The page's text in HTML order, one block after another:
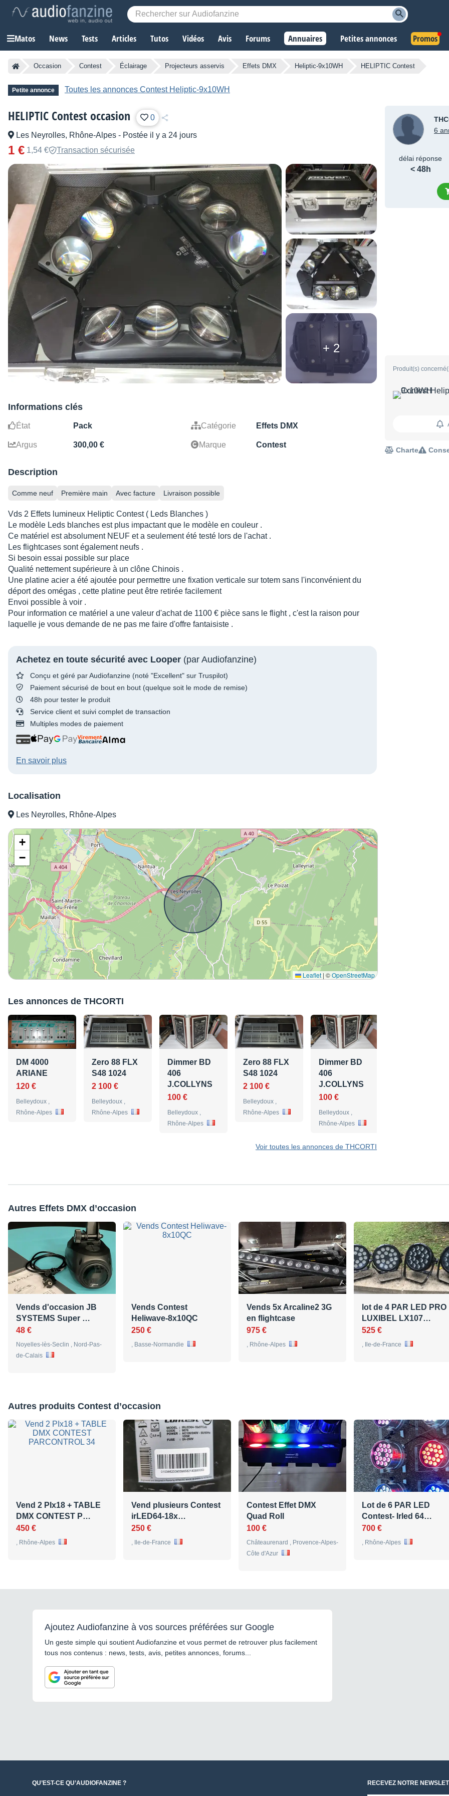
Matos News Tests Articles Tutos Vidéos Avis Forums Annuaires Petites annonces Promos
Occasion Contest Éclairage Projecteurs asservis Effets DMX Heliptic-9x10WH HELIPTIC Contest
Petite annonce Toutes les annonces Contest Heliptic-9x10WH
HELIPTIC Contest occasion 0
Les Neyrolles, Rhône-Alpes - Postée il y a 24 jours
1 € 1,54 € Transaction sécurisée
+ 2
Informations clés
État Pack Catégorie Effets DMX
Argus 300,00 € Marque Contest
Description
Comme neuf Première main Avec facture Livraison possible
Vds 2 Effets lumineux Heliptic Contest ( Leds Blanches )
Le modèle Leds blanches est plus impactant que le modèle en couleur .
Ce matériel est absolument NEUF et a seulement été testé lors de l'achat .
Les flightcases sont également neufs .
Si besoin essai possible sur place
Qualité nettement supérieure à un clône Chinois .
Une platine acier a été ajoutée pour permettre une fixation verticale sur totem sans l'inconvénient du
déport des omégas , cette platine peut être retirée facilement
Envoi possible à voir .
Pour information ce matériel a une valeur d'achat de 1100 € pièce sans le flight , c'est la raison pour
laquelle je vous demande de ne pas me faire d'offre fantaisiste .
Achetez en toute sécurité avec Looper (par Audiofanzine)
Conçu et géré par Audiofanzine (noté "Excellent" sur Truspilot)
Paiement sécurisé de bout en bout (quelque soit le mode de remise)
48h pour tester le produit
Service client et suivi complet de transaction
Multiples modes de paiement
En savoir plus
Localisation
Les Neyrolles, Rhône-Alpes
+
−
Leaflet | ©OpenStreetMap
Les annonces de THCORTI
DM 4000
ARIANE
120 €
Belleydoux ,
Rhône-Alpes
Zero 88 FLX
S48 1024
2 100 €
Belleydoux ,
Rhône-Alpes
Dimmer BD
406
J.COLLYNS
100 €
Belleydoux ,
Rhône-Alpes
Zero 88 FLX
S48 1024
2 100 €
Belleydoux ,
Rhône-Alpes
Dimmer BD
406
J.COLLYNS
100 €
Belleydoux ,
Rhône-Alpes
Voir toutes les annonces de THCORTI
6
délai réponse
< 48h
Produit(s)
Charte
Autres Effets DMX d’occasion
Vends d'occasion JB
SYSTEMS Super …
48 €
Noyelles-lès-Seclin , Nord-Pas-
de-Calais
Vends Contest
Heliwave-8x10QC
250 €
, Basse-Normandie
Vends 5x Arcaline2 3G
en flightcase
975 €
, Rhône-Alpes
lot de 4 PAR LED PRO
LUXIBEL LX107…
525 €
, Ile-de-France
Autres produits Contest d’occasion
Vend 2 PIx18 + TABLE
DMX CONTEST P…
450 €
, Rhône-Alpes
Vend plusieurs Contest
irLED64-18x…
250 €
, Ile-de-France
Contest Effet DMX
Quad Roll
100 €
Châteaurenard , Provence-Alpes-
Côte d'Azur
Lot de 6 PAR LED
Contest- Irled 64…
700 €
, Rhône-Alpes
Ajoutez Audiofanzine à vos sources préférées sur Google
Un geste simple qui soutient Audiofanzine et vous permet de retrouver plus facilement
tous nos contenus : news, tests, avis, petites annonces, forums...
QU’EST-CE QU’AUDIOFANZINE ? RECEVEZ NOTRE